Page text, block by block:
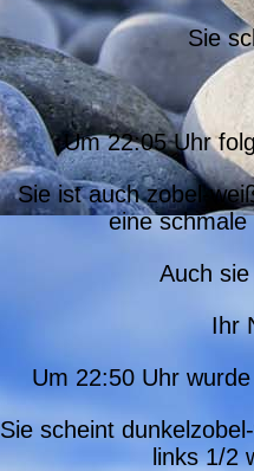
Sie
Um 22:05 Uhr
Sie ist auch zobel-
eine
Auch
Ihr
Um 22:50 Uhr
Sie scheint
links 1/2